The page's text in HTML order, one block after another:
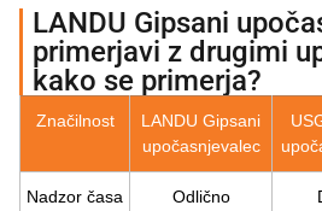
LANDU Gipsani
primerjavi z drugimi
kako se primerja?
Značilnost
LANDU Gipsani
upočasnjevalec
Nadzor časa
Odlično